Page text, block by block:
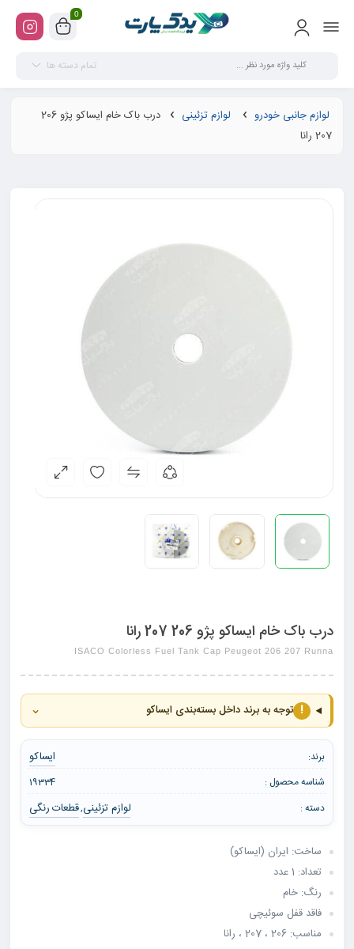
0
تمام دسته ها
لوازم جانبی خودرو لوازم تزئینی
درب باک خام ایساکو پژو 206
207 رانا
درب باک خام ایساکو پژو 206 207 رانا
ISACO Colorless Fuel Tank Cap Peugeot 206 207 Runna
! توجه به برند داخل بسته‌بندی ایساکو ⌄
برند: ایساکو
شناسه محصول :
19334
دسته :
لوازم تزئینی,قطعات رنگی
ساخت: ایران (ایساکو)
تعداد: 1 عدد
رنگ: خام
فاقد قفل سوئیچی
مناسب: 206 ، 207 ، رانا